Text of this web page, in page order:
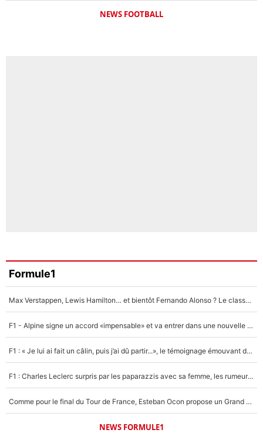
NEWS FOOTBALL
Formule1
Max Verstappen, Lewis Hamilton… et bientôt Fernando Alonso ? Le classement des pilotes les mieux payés en Formule 1 risque de changer !
F1 - Alpine signe un accord «impensable» et va entrer dans une nouvelle dimension : Grande nouvelle pour Pierre Gasly !
F1 : « Je lui ai fait un câlin, puis j’ai dû partir...», le témoignage émouvant de Max Verstappen sur sa fille
F1 : Charles Leclerc surpris par les paparazzis avec sa femme, les rumeurs étaient vraies !
Comme pour le final du Tour de France, Esteban Ocon propose un Grand Prix de Formule 1 à Paris : «Autour de l’Arc de Triomphe, ce serait génial» !
NEWS FORMULE1